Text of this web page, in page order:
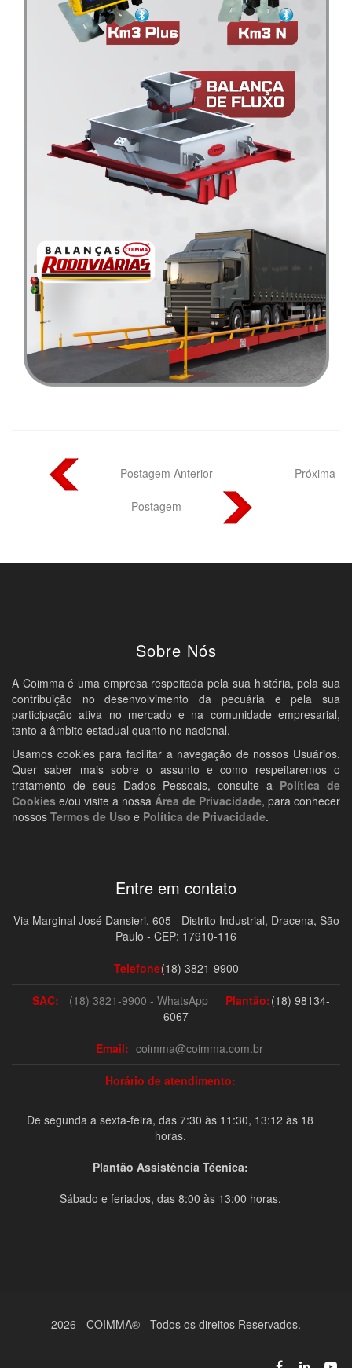
Postagem Anterior Próxima
Postagem
Sobre Nós
A Coimma é uma empresa respeitada pela sua história, pela sua
contribuição no desenvolvimento da pecuária e pela sua
participação ativa no mercado e na comunidade empresarial,
tanto a âmbito estadual quanto no nacional.
Usamos cookies para facilitar a navegação de nossos Usuários.
Quer saber mais sobre o assunto e como respeitaremos o
tratamento de seus Dados Pessoais, consulte a Política de
Cookies e/ou visite a nossa Área de Privacidade, para conhecer
nossos Termos de Uso e Política de Privacidade.
Entre em contato
Via Marginal José Dansieri, 605 - Distrito Industrial, Dracena, São
Paulo - CEP: 17910-116
Telefone:(18) 3821-9900
SAC: (18) 3821-9900 - WhatsApp Plantão:(18) 98134-
6067
Email: coimma@coimma.com.br
Horário de atendimento:
De segunda a sexta-feira, das 7:30 às 11:30, 13:12 às 18
horas.
Plantão Assistência Técnica:
Sábado e feriados, das 8:00 às 13:00 horas.
2026 - COIMMA® - Todos os direitos Reservados.